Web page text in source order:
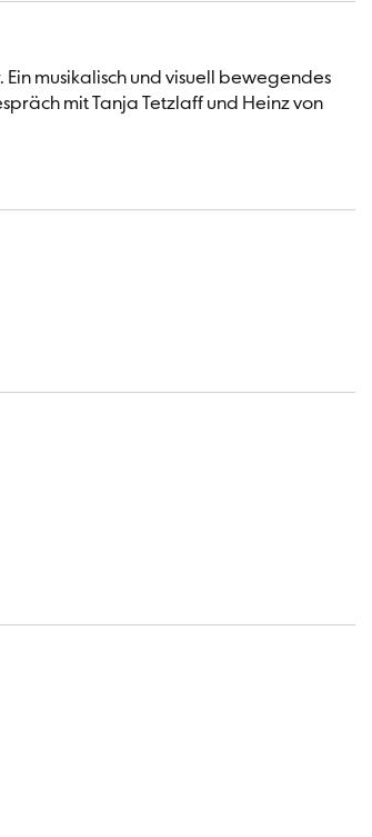
musikalisch und visuell bewegendes
mit Tanja Tetzlaff und Heinz von